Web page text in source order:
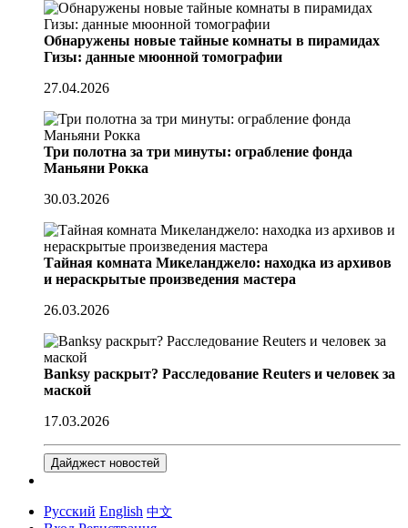
Обнаружены новые тайные комнаты в пирамидах
Гизы: данные мюонной томографии
27.04.2026
Три полотна за три минуты: ограбление фонда
Маньяни Рокка
30.03.2026
Тайная комната Микеланджело: находка из архивов
и нераскрытые произведения мастера
26.03.2026
Banksy раскрыт? Расследование Reuters и человек за
маской
17.03.2026
Дайджест новостей
Русский English 中文